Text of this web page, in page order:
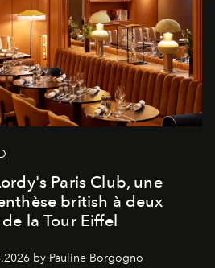
Paris Club, une
british à deux
la Tour Eiffel
by Pauline Borgogno